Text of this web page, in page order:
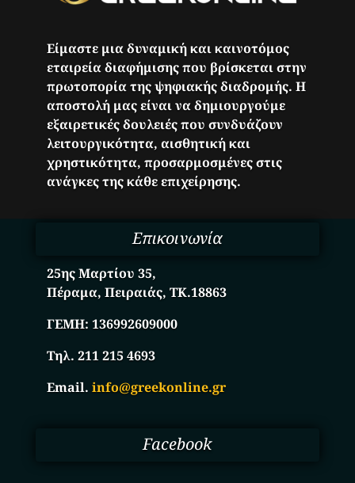
Είμαστε μια δυναμική και καινοτόμος
εταιρεία διαφήμισης που βρίσκεται στην
πρωτοπορία της ψηφιακής διαδρομής. Η
αποστολή μας είναι να δημιουργούμε
εξαιρετικές δουλειές που συνδυάζουν
λειτουργικότητα, αισθητική και
χρηστικότητα, προσαρμοσμένες στις
ανάγκες της κάθε επιχείρησης.
Επικοινωνία
25ης Μαρτίου 35,
Πέραμα, Πειραιάς, ΤΚ.18863
ΓΕΜΗ:136992609000
Τηλ. 211 215 4693
Email.info@greekonline.gr
Facebook